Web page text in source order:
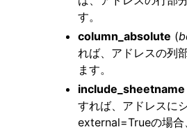
す。
column_absolute (
れば、アドレスの列
ます。
include_sheetname
すれば、アドレスに
external=Trueの場合